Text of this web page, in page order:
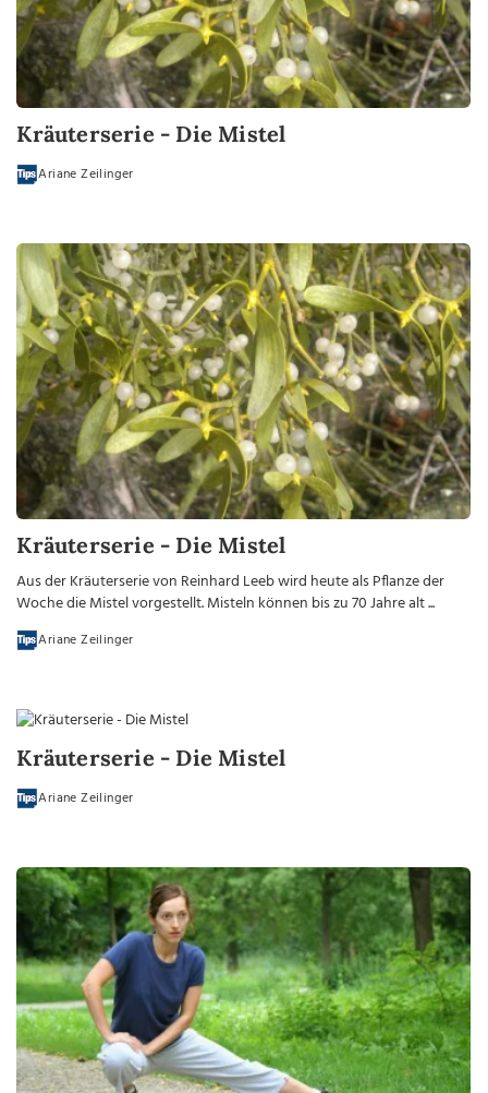
Kräuterserie - Die Mistel
Ariane Zeilinger
Kräuterserie - Die Mistel
Aus der Kräuterserie von Reinhard Leeb wird heute als Pflanze der
Woche die Mistel vorgestellt. Misteln können bis zu 70 Jahre alt ...
Ariane Zeilinger
Kräuterserie - Die Mistel
Ariane Zeilinger